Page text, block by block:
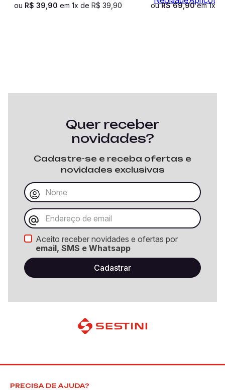
ou R$ 39 90 em 1x de R$ 39 90 ouR$ 69,90em1x
Quer receber
novidades?
Cadastre-se e receba ofertas e
novidades exclusivas
Aceito receber novidades e ofertas por
email, SMS e Whatsapp
PRECISA DE AJUDA?